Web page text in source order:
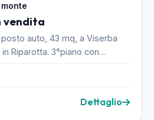
vendita
posto auto, 43 mq, a Viserba
Riparotta. 3°piano con
aria condizionata....
Dettaglio